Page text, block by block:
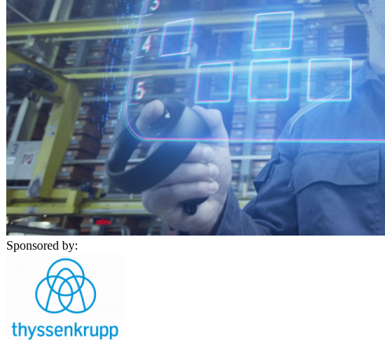
Sponsored by: